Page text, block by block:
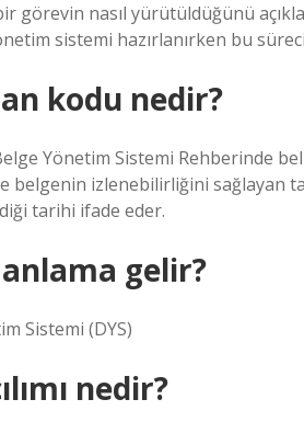
görevin nasıl yürütüldüğünü
sistemi hazırlanırken bu
kodu nedir?
Yönetim Sistemi Rehberinde
belgenin izlenebilirliğini sağlayan
tarihi ifade eder.
anlama gelir?
Sistemi (DYS)
nedir?